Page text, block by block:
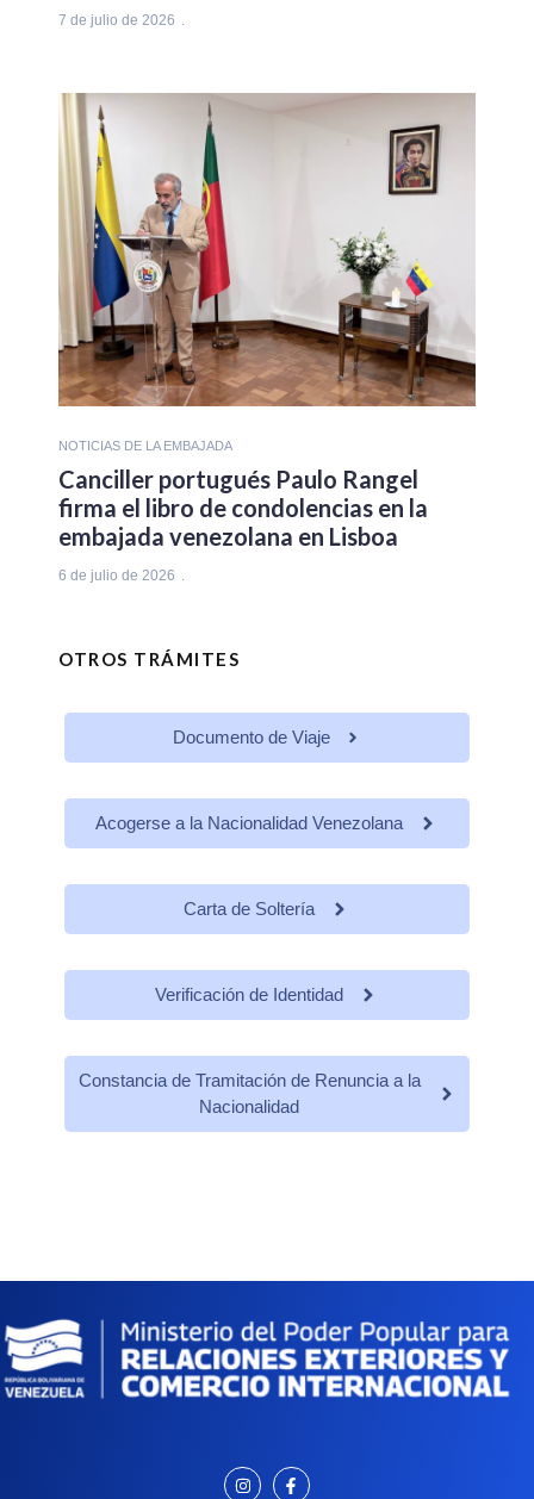
7 de julio de 2026
NOTICIAS DE LA EMBAJADA
Canciller portugués Paulo Rangel
firma el libro de condolencias en la
embajada venezolana en Lisboa
6 de julio de 2026
OTROS TRÁMITES
Documento de Viaje
Acogerse a la Nacionalidad Venezolana
Carta de Soltería
Verificación de Identidad
Constancia de Tramitación de Renuncia a la
Nacionalidad